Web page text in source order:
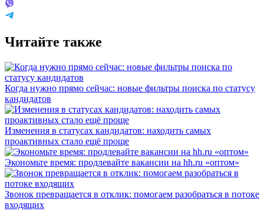
Читайте также
Когда нужно прямо сейчас: новые фильтры поиска по статусу
кандидатов
Изменения в статусах кандидатов: находить самых
проактивных стало ещё проще
Экономьте время: продлевайте вакансии на hh.ru «оптом»
Звонок превращается в отклик: помогаем разобраться в потоке
входящих